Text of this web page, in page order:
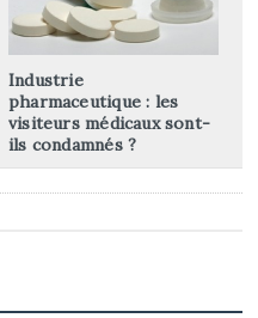
Industrie
pharmaceutique : les
visiteurs médicaux sont-
ils condamnés ?